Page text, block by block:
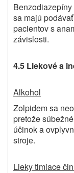
sa majú
pacientov s
závislosti.
4.5 Liekové a
Alkohol
Zolpidem sa
pretože
účinok a
stroje.
Lieky tlmiace